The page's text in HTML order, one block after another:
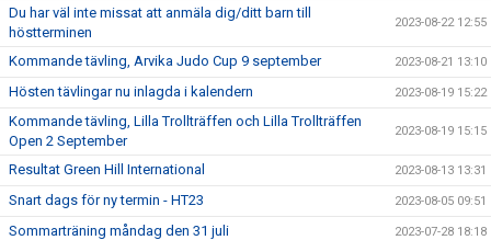
Du har väl inte missat att anmäla dig/ditt barn till
höstterminen
2023-08-22 12:55
Kommande tävling, Arvika Judo Cup 9 september 2023-08-21 13:10
Hösten tävlingar nu inlagda i kalendern 2023-08-19 15:22
Kommande tävling, Lilla Trollträffen och Lilla Trollträffen
Open 2 September
2023-08-19 15:15
Resultat Green Hill International 2023-08-13 13:31
Snart dags för ny termin - HT23 2023-08-05 09:51
Sommarträning måndag den 31 juli 2023-07-28 18:18